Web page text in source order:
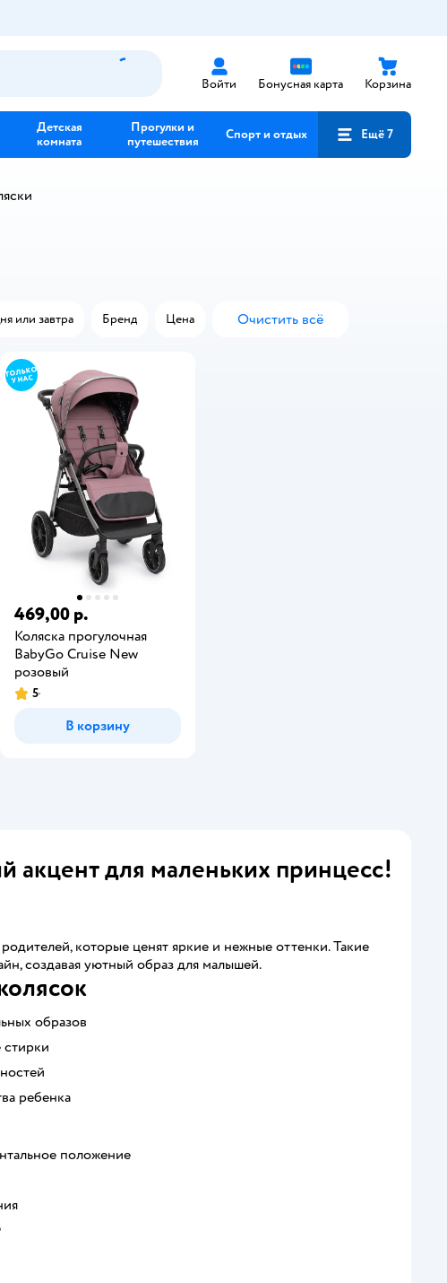
Войти Бонусная карта Корзина
Детская
комната
Прогулки и
путешествия
Спорт и отдых Ещё 7
или завтра Бренд Цена Очистить всё
469,00 р.
Коляска прогулочная
BabyGo Cruise New
розовый
5
В корзину
акцент для маленьких принцесс!
которые ценят яркие и нежные оттенки. Такие
создавая уютный образ для малышей.
образов
ребенка
положение